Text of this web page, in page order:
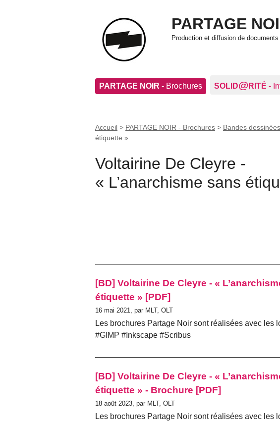
PARTAGE
Production et diffusion de
PARTAGE NOIR - Brochures SOLID@RITÉ -
Accueil > PARTAGE NOIR - Brochures > Bandes dessinées
étiquette »
Voltairine De Cleyre -
« L’anarchisme sans
[BD] Voltairine De Cleyre - «
étiquette » [PDF]
16 mai 2021, par MLT, OLT
Les brochures Partage Noir sont réalisées avec les
#GIMP #Inkscape #Scribus
[BD] Voltairine De Cleyre - «
étiquette » - Brochure [PDF]
18 août 2023, par MLT, OLT
Les brochures Partage Noir sont réalisées avec les